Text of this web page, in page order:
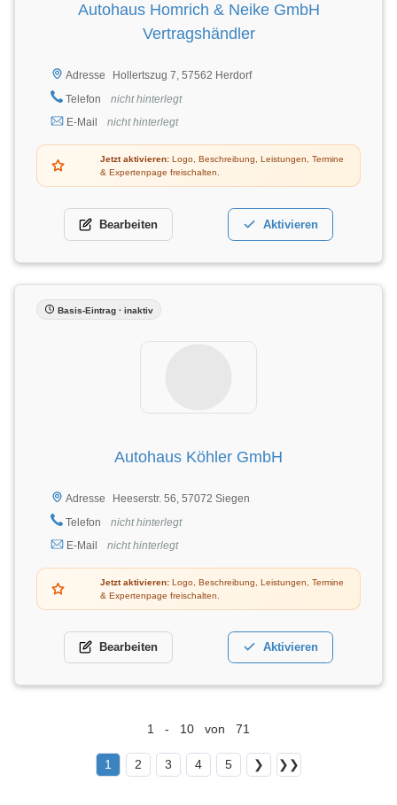
Autohaus Homrich & Neike GmbH
Vertragshändler
Adresse
Hollertszug 7, 57562 Herdorf
Telefon
nicht hinterlegt
E-Mail
nicht hinterlegt
Jetzt aktivieren: Logo, Beschreibung, Leistungen, Termine
& Expertenpage freischalten.
Bearbeiten Aktivieren
Basis-Eintrag · inaktiv
Autohaus Köhler GmbH
Adresse
Heeserstr. 56, 57072 Siegen
Telefon
nicht hinterlegt
E-Mail
nicht hinterlegt
Jetzt aktivieren: Logo, Beschreibung, Leistungen, Termine
& Expertenpage freischalten.
Bearbeiten Aktivieren
1 - 10 von 71
1 2 3 4 5 ❯ ❯❯